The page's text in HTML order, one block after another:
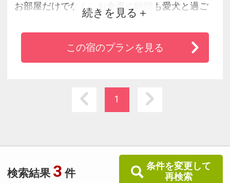
検索結果 3 件
条件を変更して
再検索
お部屋だけでなく、お食事の時間も愛犬と過ご
せるわんちゃん専用宿。
いつでも愛犬と一緒の温泉旅行が叶います。
続きを見る
この宿のプランを見る
1